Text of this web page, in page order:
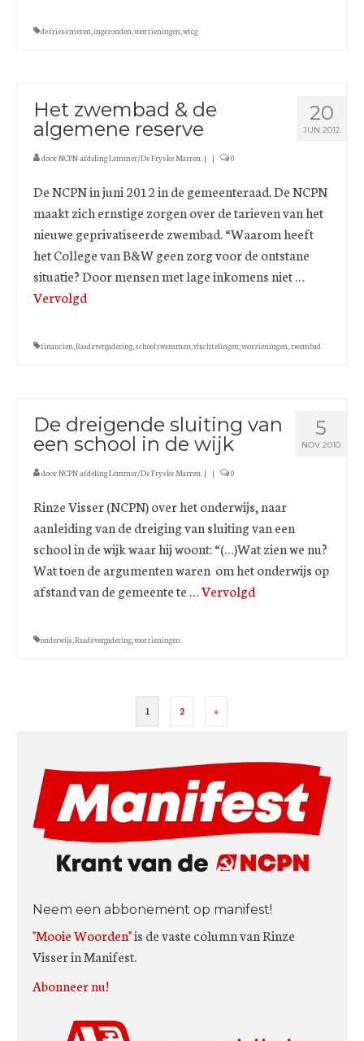
de friese meren ingezonden voorzieningen wtcg
20
JUN 2012
Het zwembad & de
algemene reserve
doorNCPN-afdeling Lemmer/De Fryske Marren. | | 0
De NCPN in juni 2012 in de gemeenteraad. De NCPN
maakt zich ernstige zorgen over de tarieven van het
nieuwe geprivatiseerde zwembad. “Waarom heeft
het College van B&W geen zorg voor de ontstane
situatie? Door mensen met lage inkomens niet …
Vervolgd
financien Raadsvergadering schoolzwemmen vluchtelingen voorzieningen zwembad
5
NOV 2010
De dreigende sluiting van
een school in de wijk
doorNCPN-afdeling Lemmer/De Fryske Marren. | | 0
Rinze Visser (NCPN) over het onderwijs, naar
aanleiding van de dreiging van sluiting van een
school in de wijk waar hij woont: “(…)Wat zien we nu?
Wat toen de argumenten waren om het onderwijs op
afstand van de gemeente te …Vervolgd
onderwijs Raadsvergadering voorzieningen
1 2 »
Neem een abbonement op manifest!
"Mooie Woorden"is de vaste column van Rinze
Visser in Manifest.
Abonneer nu!